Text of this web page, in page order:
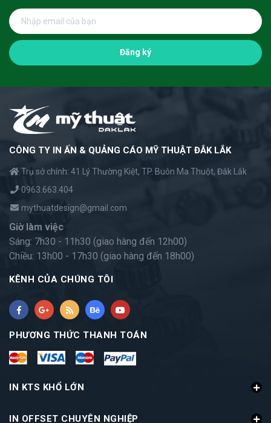
Đăng ký
CÔNG TY IN ẤN & QUẢNG CÁO MỸ THUẬT ĐẮK LẮK
Trụ sở chính: 41 Lý Thường Kiệt, TP. Buôn Ma Thuột, Đắk Lắk
0963.663.404
mythuatdesign@gmail.com
Giờ làm việc
Sáng: 7h30 - 11h30 (giao hàng đến 12h00)
Chiều: 13h00 - 17h30 (giao hàng đến 18h00)
KÊNH CỦA CHÚNG TÔI
PHƯƠNG THỨC THANH TOÁN
IN KTS KHỔ LỚN
IN OFFSET CHUYÊN NGHIỆP